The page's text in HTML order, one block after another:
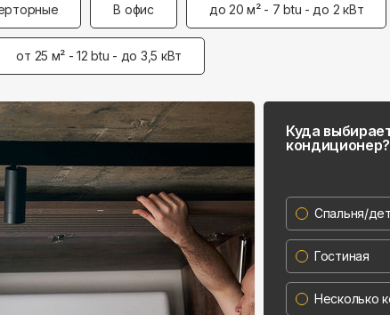
В офис до 20 м² - 7 btu - до 2 кВт
от 25 м² - 12 btu - до 3,5 кВт
Куда
кондиционер?
Спальня/
Гостиная
Несколько